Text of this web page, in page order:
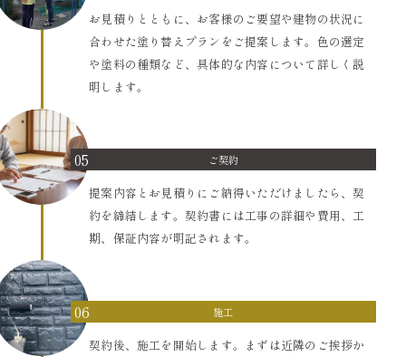
お見積りとともに、お客様のご要望や建物の状況に
合わせた塗り替えプランをご提案します。色の選定
や塗料の種類など、具体的な内容について詳しく説
明します。
05 ご契約
提案内容とお見積りにご納得いただけましたら、契
約を締結します。契約書には工事の詳細や費用、工
期、保証内容が明記されます。
06 施工
契約後、施工を開始します。まずは近隣のご挨拶か